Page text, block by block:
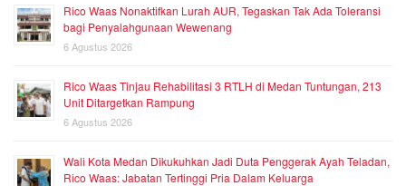
Rico Waas Nonaktifkan Lurah AUR, Tegaskan Tak Ada Toleransi
bagi Penyalahgunaan Wewenang
6 Agustus 2026
Rico Waas Tinjau Rehabilitasi 3 RTLH di Medan Tuntungan, 213
Unit Ditargetkan Rampung
6 Agustus 2026
Wali Kota Medan Dikukuhkan Jadi Duta Penggerak Ayah Teladan,
Rico Waas: Jabatan Tertinggi Pria Dalam Keluarga